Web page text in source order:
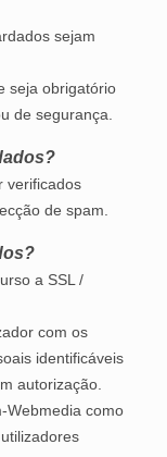
sejam
seja obrigatório
de segurança.
verificados
de spam.
a SSL /
com os
identificáveis
autorização.
Webmedia como